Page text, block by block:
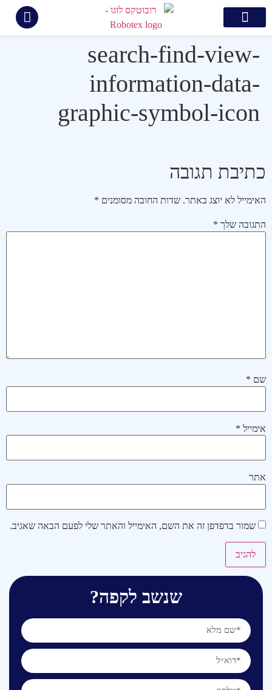
search-find-view-
information-data-
graphic-symbol-icon
כתיבת תגובה
האימייל לא יוצג באתר. שדות החובה מסומנים *
התגובה שלך *
שם *
אימייל *
אתר
שמור בדפדפן זה את השם, האימייל והאתר שלי לפעם הבאה שאגיב.
שנשב לקפה?